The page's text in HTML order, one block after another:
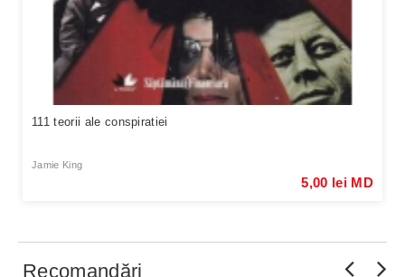
111 teorii ale conspiratiei
Jamie King
5,00 lei MD
Recomandări